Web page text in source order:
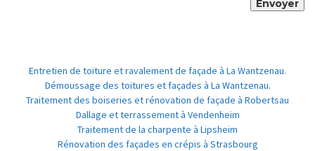
Entretien de toiture et ravalement de façade à La Wantzenau.
Démoussage des toitures et façades à La Wantzenau.
Traitement des boiseries et rénovation de façade à Robertsau
Dallage et terrassement à Vendenheim
Traitement de la charpente à Lipsheim
Rénovation des façades en crépis à Strasbourg